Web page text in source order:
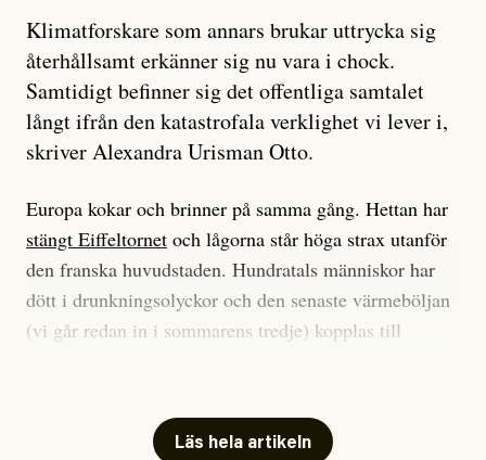
Klimatforskare som annars brukar uttrycka sig
återhållsamt erkänner sig nu vara i chock.
Samtidigt befinner sig det offentliga samtalet
långt ifrån den katastrofala verklighet vi lever i,
skriver Alexandra Urisman Otto.
Europa kokar och brinner på samma gång. Hettan har
stängt Eiffeltornet och lågorna står höga strax utanför
den franska huvudstaden. Hundratals människor har
dött i drunkningsolyckor och den senaste värmeböljan
(vi går redan in i sommarens tredje) kopplas till
Har du också panik i hettan? Känns det som en
mardröm? Bra, allt annat vore fullständigt orimligt.
Läs hela artikeln